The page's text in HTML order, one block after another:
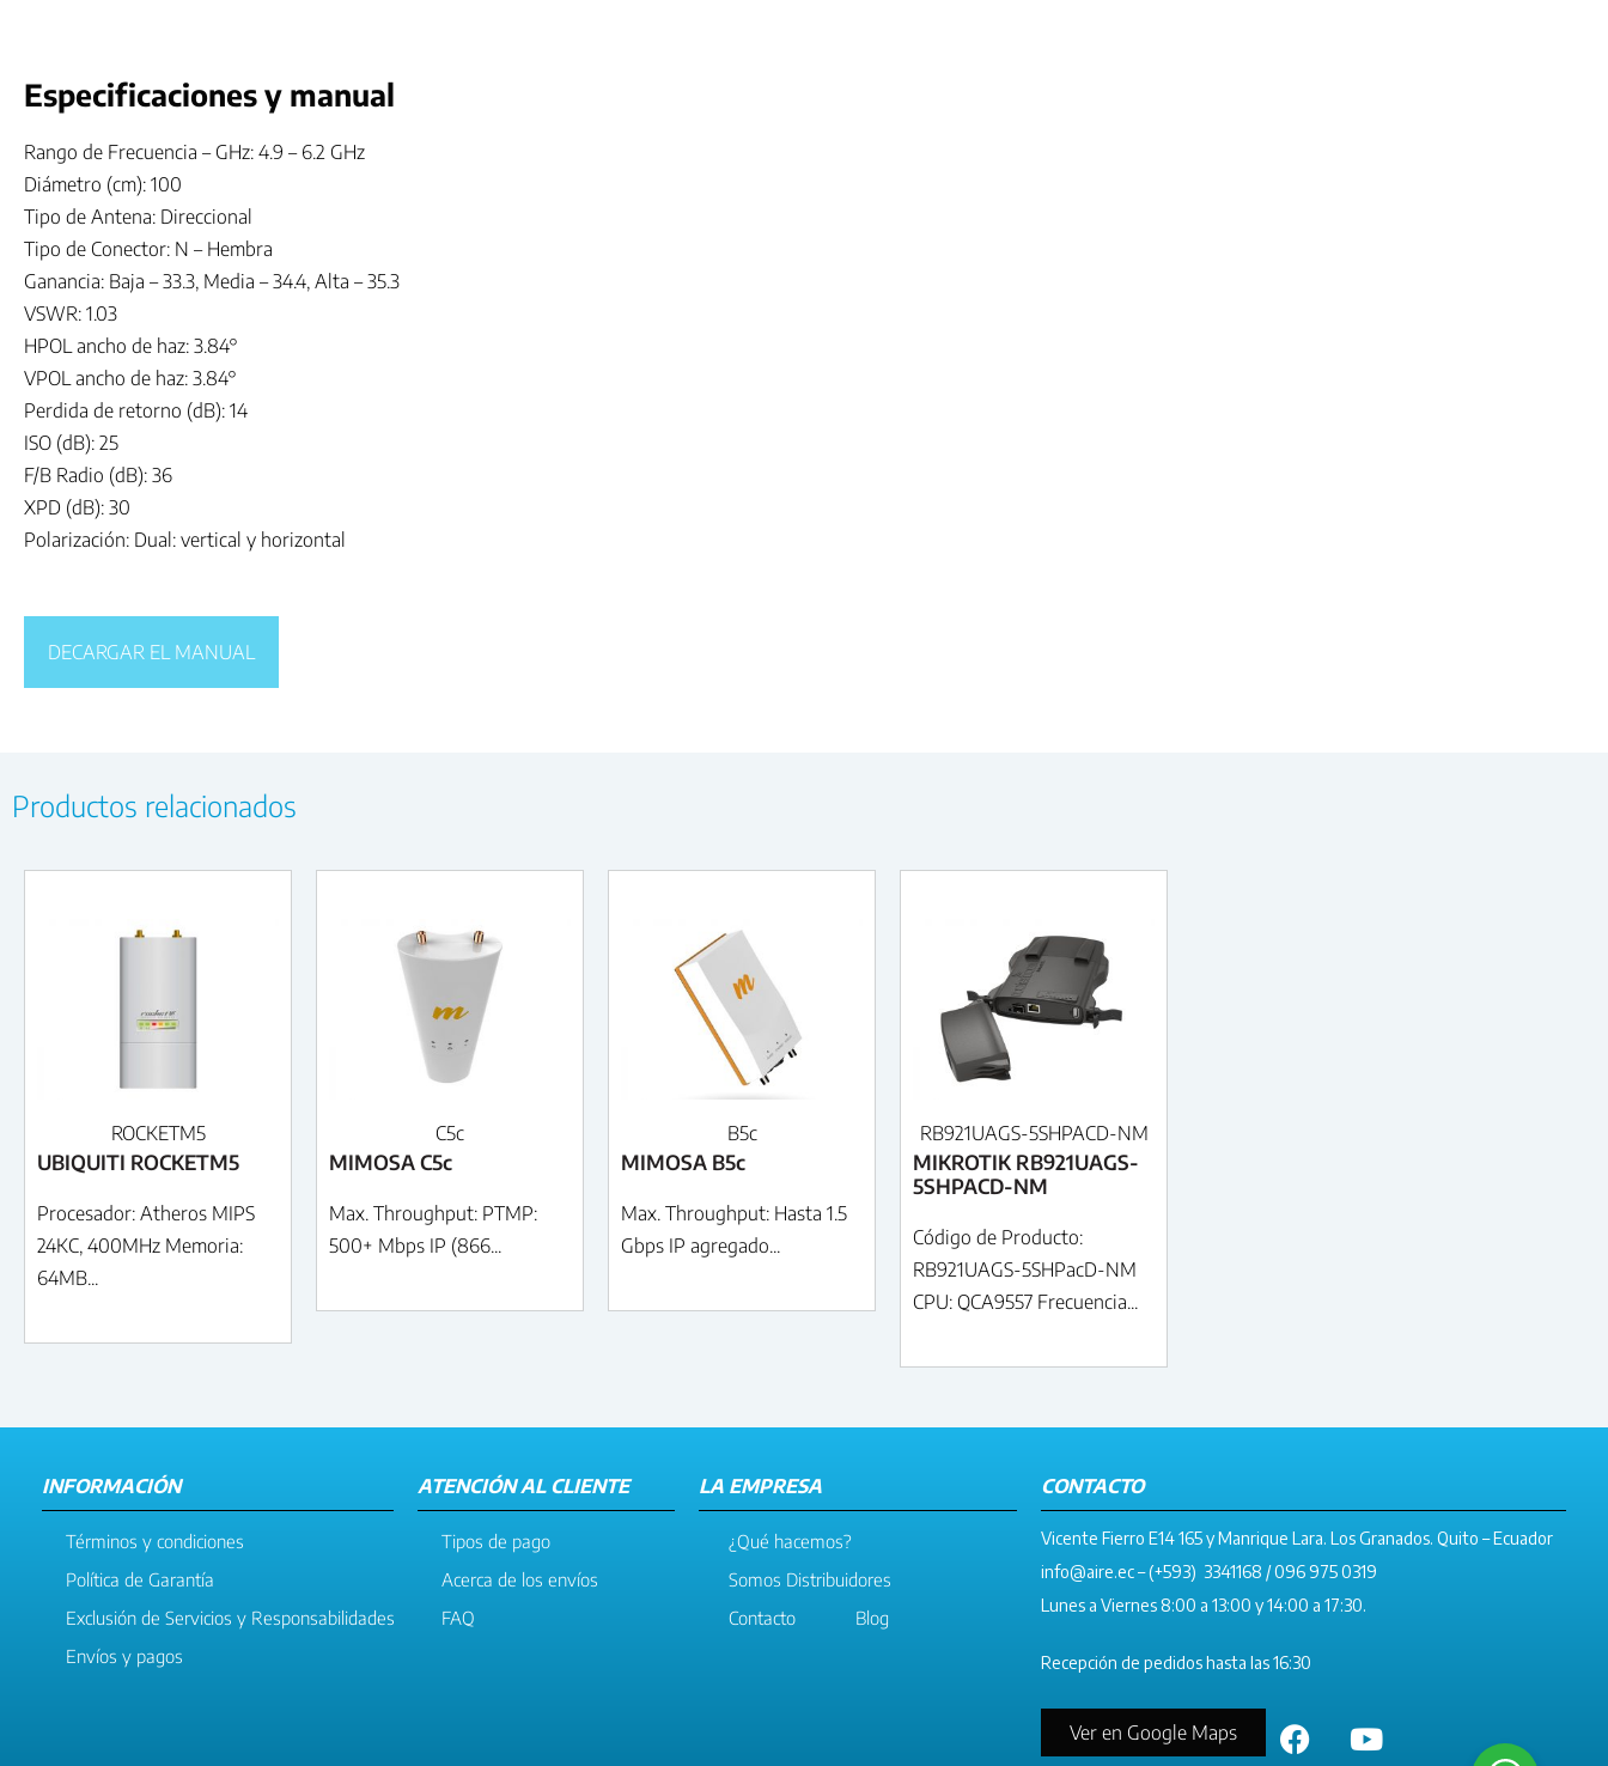
Especificaciones y manual
Rango de Frecuencia – GHz: 4.9 – 6.2 GHz
Diámetro (cm): 100
Tipo de Antena: Direccional
Tipo de Conector: N – Hembra
Ganancia: Baja – 33.3, Media – 34.4, Alta – 35.3
VSWR: 1.03
HPOL ancho de haz: 3.84°
VPOL ancho de haz: 3.84°
Perdida de retorno (dB): 14
ISO (dB): 25
F/B Radio (dB): 36
XPD (dB): 30
Polarización: Dual: vertical y horizontal
DECARGAR EL MANUAL
Productos relacionados
ROCKETM5
UBIQUITI ROCKETM5
Procesador: Atheros MIPS
24KC, 400MHz Memoria:
64MB...
C5c
MIMOSA C5c
Max. Throughput: PTMP:
500+ Mbps IP (866...
B5c
MIMOSA B5c
Max. Throughput: Hasta 1.5
Gbps IP agregado...
RB921UAGS-5SHPACD-NM
MIKROTIK RB921UAGS-
5SHPACD-NM
Código de Producto:
RB921UAGS-5SHPacD-NM
CPU: QCA9557 Frecuencia...
INFORMACIÓN
Términos y condiciones
Política de Garantía
Exclusión de Servicios y Responsabilidades
Envíos y pagos
ATENCIÓN AL CLIENTE
Tipos de pago
Acerca de los envíos
FAQ
LA EMPRESA
¿Qué hacemos?
Somos Distribuidores
Contacto
Blog
CONTACTO
Vicente Fierro E14 165 y Manrique Lara. Los Granados. Quito – Ecuador
info@aire.ec– (+593) 3341168 / 096 975 0319
Lunes a Viernes 8:00 a 13:00 y 14:00 a 17:30.
Recepción de pedidos hasta las 16:30
Ver en Google Maps